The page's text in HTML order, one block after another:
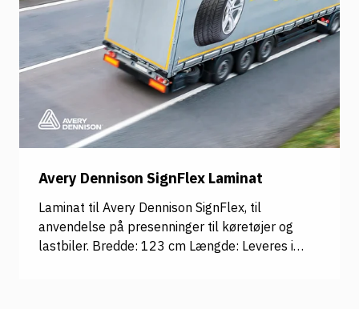
Avery Dennison SignFlex Laminat
Laminat til Avery Dennison SignFlex, til
anvendelse på presenninger til køretøjer og
lastbiler. Bredde: 123 cm Længde: Leveres i